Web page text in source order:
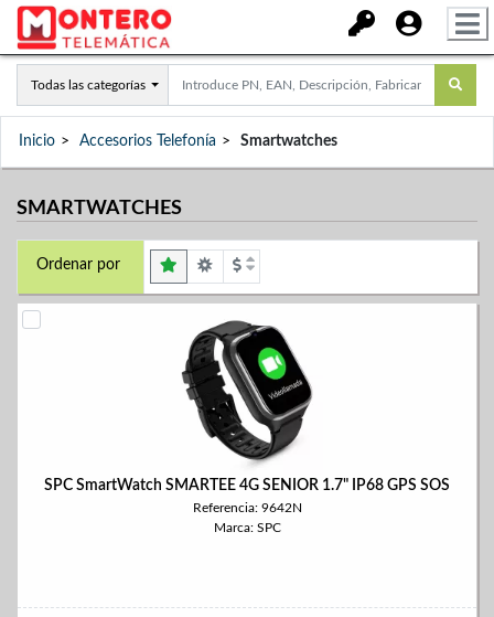
Todas las categorías
Inicio Accesorios Telefonía Smartwatches
SMARTWATCHES
Ordenar por
SPC SmartWatch SMARTEE 4G SENIOR 1.7" IP68 GPS SOS
Referencia: 9642N
Marca: SPC